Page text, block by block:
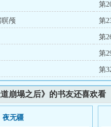
第
颅 第
第
第
第
崩塌之后》的书友还喜欢看
夜无疆